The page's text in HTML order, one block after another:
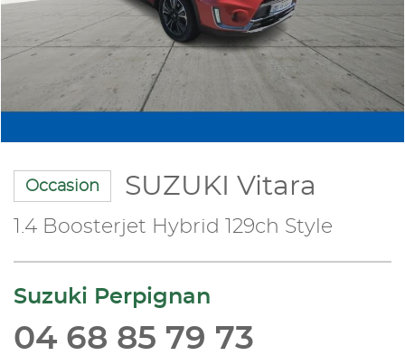
Occasion SUZUKI Vitara
1.4 Boosterjet Hybrid 129ch Style
Suzuki Perpignan
04 68 85 79 73